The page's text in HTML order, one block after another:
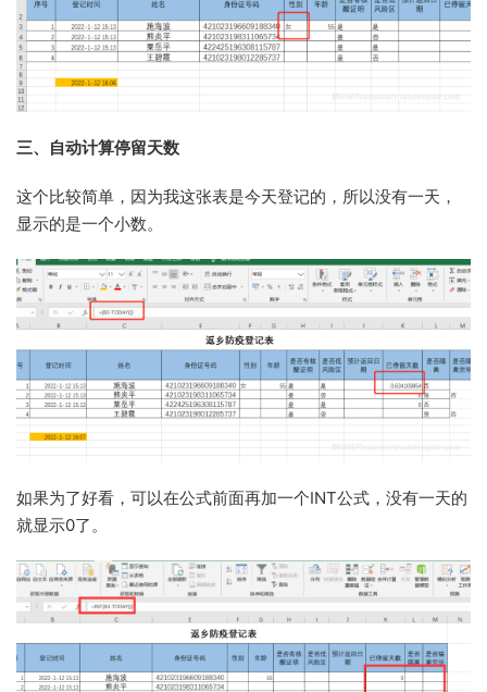
三、自动计算停留天数
这个比较简单，因为我这张表是今天登记的，所以没有一天，
显示的是一个小数。
如果为了好看，可以在公式前面再加一个INT公式，没有一天的
就显示0了。